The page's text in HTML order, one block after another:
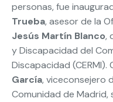
personas, fue
Trueba, asesor de la
Jesús Martín Blanco,
y Discapacidad del
Discapacidad (CERMI).
García, viceconsejero
Comunidad de